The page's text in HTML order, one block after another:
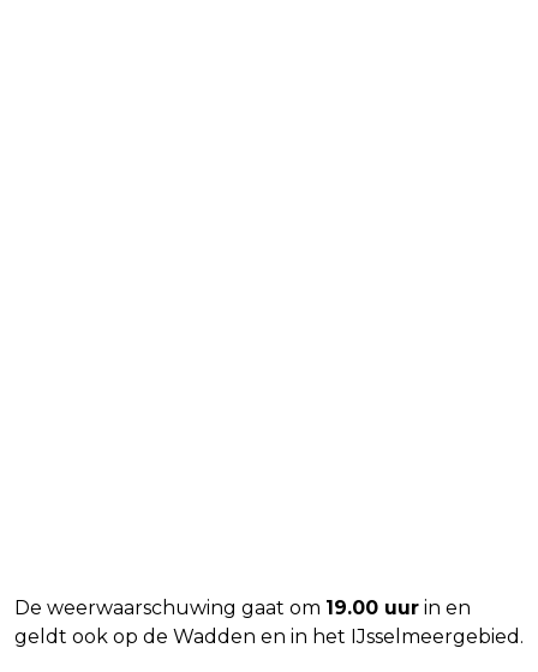
De weerwaarschuwing gaat om 19.00 uur in en
geldt ook op de Wadden en in het IJsselmeergebied.